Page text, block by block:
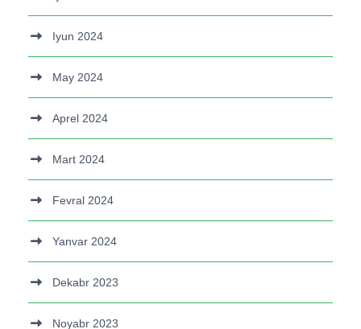
Iyun 2024
May 2024
Aprel 2024
Mart 2024
Fevral 2024
Yanvar 2024
Dekabr 2023
Noyabr 2023